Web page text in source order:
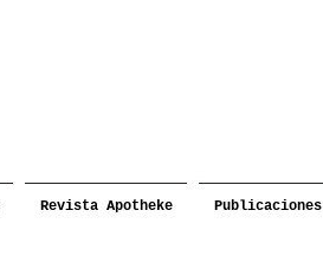
Revista Apotheke Publicaciones